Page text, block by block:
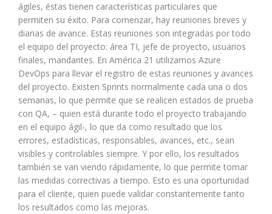
ágiles, éstas tienen características particulares que
permiten su éxito. Para comenzar, hay reuniones breves y
diarias de avance. Estas reuniones son integradas por todo
el equipo del proyecto: área TI, jefe de proyecto, usuarios
finales, mandantes. En América 21 utilizamos Azure
DevOps para llevar el registro de estas reuniones y avances
del proyecto. Existen Sprints normalmente cada una o dos
semanas, lo que permite que se realicen estados de prueba
con QA, – quien está durante todo el proyecto trabajando
en el equipo ágil-, lo que da como resultado que los
errores, estadísticas, responsables, avances, etc., sean
visibles y controlables siempre. Y por ello, los resultados
también se van viendo rápidamente, lo que permite tomar
las medidas correctivas a tiempo. Esto es una oportunidad
para el cliente, quien puede validar constantemente tanto
los resultados como las mejoras.